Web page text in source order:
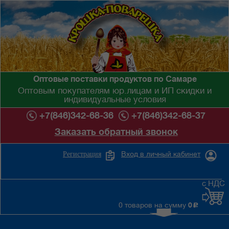
Оптовые поставки продуктов по Самаре
Оптовым покупателям юр.лицам и ИП скидки и
индивидуальные условия
+7(846)342-68-36
+7(846)342-68-37
Заказать обратный звонок
Вход в личный кабинет
Регистрация
0 товаров на сумму 0 c
с НДС